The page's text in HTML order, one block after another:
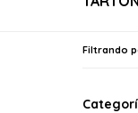
Filtrando